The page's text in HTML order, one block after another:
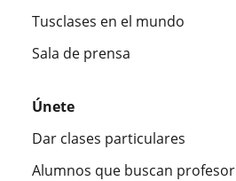
Tusclases en el mundo
Sala de prensa
Únete
Dar clases particulares
Alumnos que buscan profesor